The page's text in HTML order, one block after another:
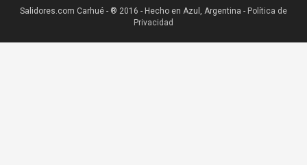
Salidores.com Carhué - ® 2016 - Hecho en Azul, Argentina - Política de
Privacidad